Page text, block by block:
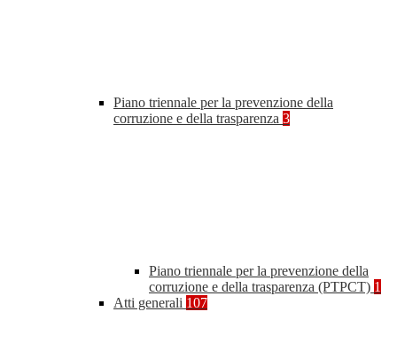
Piano triennale per la prevenzione della
corruzione e della trasparenza 3
Piano triennale per la prevenzione della
corruzione e della trasparenza (PTPCT) 1
Atti generali 107